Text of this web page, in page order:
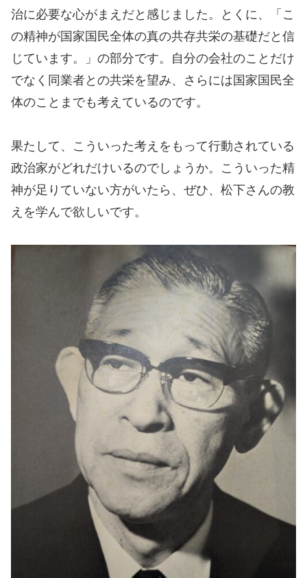
治に必要な心がまえだと感じました。とくに、「こ
の精神が国家国民全体の真の共存共栄の基礎だと信
じています。」の部分です。自分の会社のことだけ
でなく同業者との共栄を望み、さらには国家国民全
体のことまでも考えているのです。
果たして、こういった考えをもって行動されている
政治家がどれだけいるのでしょうか。こういった精
神が足りていない方がいたら、ぜひ、松下さんの教
えを学んで欲しいです。